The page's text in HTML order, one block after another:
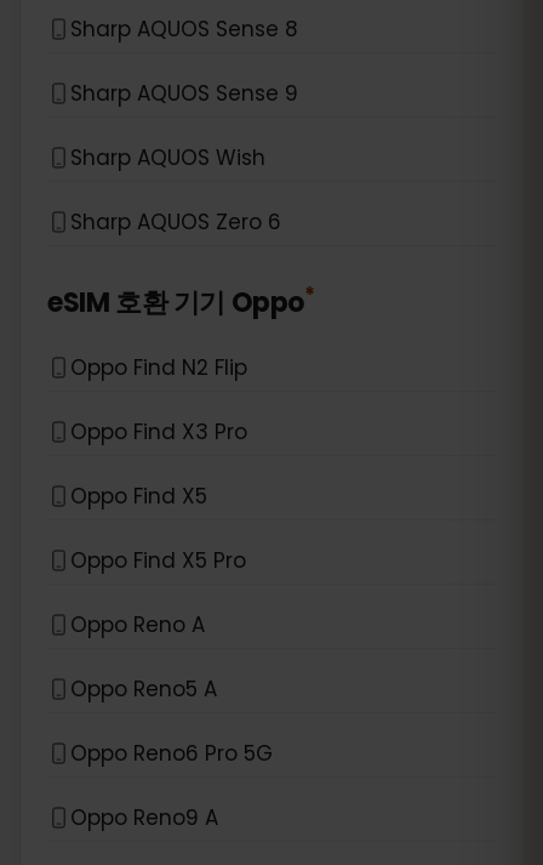
Sharp AQUOS Sense 8
Sharp AQUOS Sense 9
Sharp AQUOS Wish
Sharp AQUOS Zero 6
eSIM 호환 기기 Oppo*
Oppo Find N2 Flip
Oppo Find X3 Pro
Oppo Find X5
Oppo Find X5 Pro
Oppo Reno A
Oppo Reno5 A
Oppo Reno6 Pro 5G
Oppo Reno9 A